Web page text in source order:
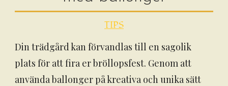
TIPS
Din trädgård kan förvandlas till en sagolik
plats för att fira er bröllopsfest. Genom att
använda ballonger på kreativa och unika sätt